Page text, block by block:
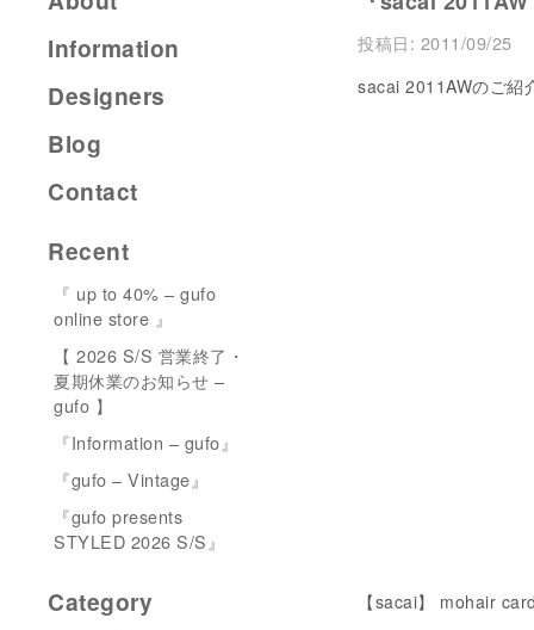
投稿日: 2011/09/25
sacai 2011AWのご紹
【sacai】 mohair
Information
Designers
Blog
Contact
Recent
『 up to 40% – gufo
online store 』
【 2026 S/S 営業終了・
夏期休業のお知らせ –
gufo 】
『Information – gufo』
『gufo – Vintage』
『gufo presents
STYLED 2026 S/S』
Category